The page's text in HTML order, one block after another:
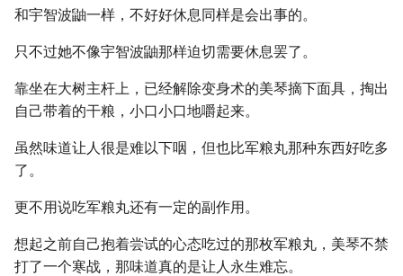
和宇智波鼬一样，不好好休息同样是会出事的。
只不过她不像宇智波鼬那样迫切需要休息罢了。
靠坐在大树主杆上，已经解除变身术的美琴摘下面具，掏出
自己带着的干粮，小口小口地嚼起来。
虽然味道让人很是难以下咽，但也比军粮丸那种东西好吃多
了。
更不用说吃军粮丸还有一定的副作用。
想起之前自己抱着尝试的心态吃过的那枚军粮丸，美琴不禁
打了一个寒战，那味道真的是让人永生难忘。